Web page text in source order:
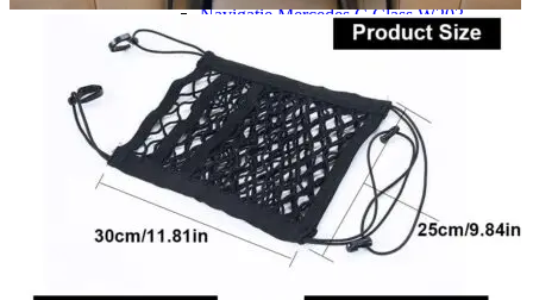
Navigație Mercedes C Class W203
Navigație Mercedes C Class W204
Navigație Mercedes W203
Navigație Mercedes W204
Navigație Mercedes W211
Navigație Mercedes Sprinter
Passat
Navigație Passat B5
Navigație Passat B5 5
Navigație Passat B6
Navigație Passat B7
Navigație Passat B8
Navigație Passat CC
Skoda